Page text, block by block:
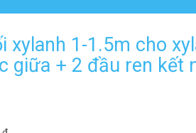
xylanh 1-1.5m cho
giữa + 2 đầu ren kết